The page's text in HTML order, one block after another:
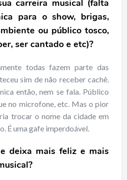
carreira musical (falta
para o show, brigas,
ou público tosco,
ser cantado e etc)?
todas fazem parte das
sim de não receber cachê.
então, nem se fala. Público
no microfone, etc. Mas o pior
trocar o nome da cidade em
É uma gafe imperdoável.
deixa mais feliz e mais